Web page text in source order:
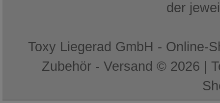
der
Toxy Liegerad GmbH - Online-
Zubehör - Versand © 2026 |